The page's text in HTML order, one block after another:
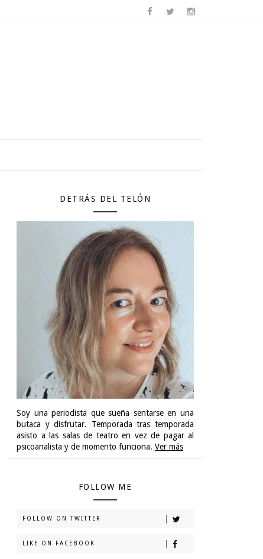
DETRÁS DEL TELÓN
Soy una periodista que sueña sentarse en una
butaca y disfrutar. Temporada tras temporada
asisto a las salas de teatro en vez de pagar al
psicoanalista y de momento funciona. Ver más
FOLLOW ME
FOLLOW ON TWITTER
LIKE ON FACEBOOK